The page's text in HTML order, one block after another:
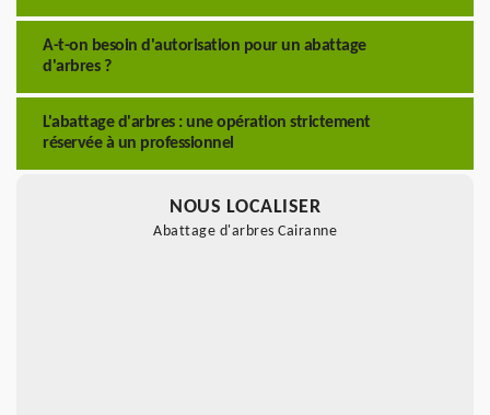
A-t-on besoin d'autorisation pour un abattage
d'arbres ?
L'abattage d'arbres : une opération strictement
réservée à un professionnel
NOUS LOCALISER
Abattage d'arbres Cairanne